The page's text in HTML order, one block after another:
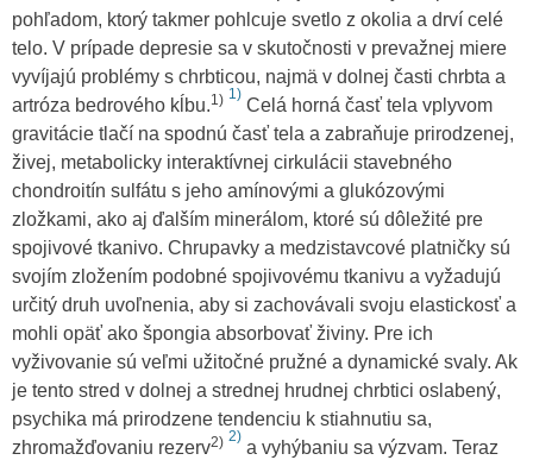
pohľadom, ktorý takmer pohlcuje svetlo z okolia a drví celé
telo. V prípade depresie sa v skutočnosti v prevažnej miere
vyvíjajú problémy s chrbticou, najmä v dolnej časti chrbta a
artróza bedrového kĺbu.1) 1)
Celá horná časť tela vplyvom
gravitácie tlačí na spodnú časť tela a zabraňuje prirodzenej,
živej, metabolicky interaktívnej cirkulácii stavebného
chondroitín sulfátu s jeho amínovými a glukózovými
zložkami, ako aj ďalším minerálom, ktoré sú dôležité pre
spojivové tkanivo. Chrupavky a medzistavcové platničky sú
svojím zložením podobné spojivovému tkanivu a vyžadujú
určitý druh uvoľnenia, aby si zachovávali svoju elastickosť a
mohli opäť ako špongia absorbovať živiny. Pre ich
vyživovanie sú veľmi užitočné pružné a dynamické svaly. Ak
je tento stred v dolnej a strednej hrudnej chrbtici oslabený,
psychika má prirodzene tendenciu k stiahnutiu sa,
zhromažďovaniu rezerv2) 2)
a vyhýbaniu sa výzvam. Teraz